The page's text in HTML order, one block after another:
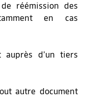
réémission des
en cas
d’un tiers
autre document